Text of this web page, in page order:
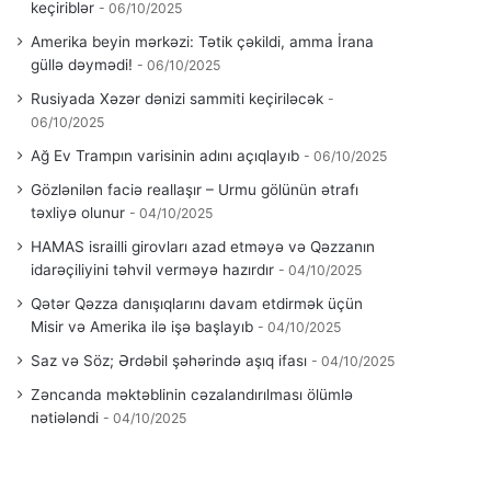
keçiriblər
06/10/2025
Amerika beyin mərkəzi: Tətik çəkildi, amma İrana
güllə dəymədi!
06/10/2025
Rusiyada Xəzər dənizi sammiti keçiriləcək
06/10/2025
Ağ Ev Trampın varisinin adını açıqlayıb 06/10/2025
Gözlənilən faciə reallaşır – Urmu gölünün ətrafı
təxliyə olunur
04/10/2025
HAMAS israilli girovları azad etməyə və Qəzzanın
idarəçiliyini təhvil verməyə hazırdır
04/10/2025
Qətər Qəzza danışıqlarını davam etdirmək üçün
Misir və Amerika ilə işə başlayıb
04/10/2025
Saz və Söz; Ərdəbil şəhərində aşıq ifası 04/10/2025
Zəncanda məktəblinin cəzalandırılması ölümlə
nətiələndi
04/10/2025